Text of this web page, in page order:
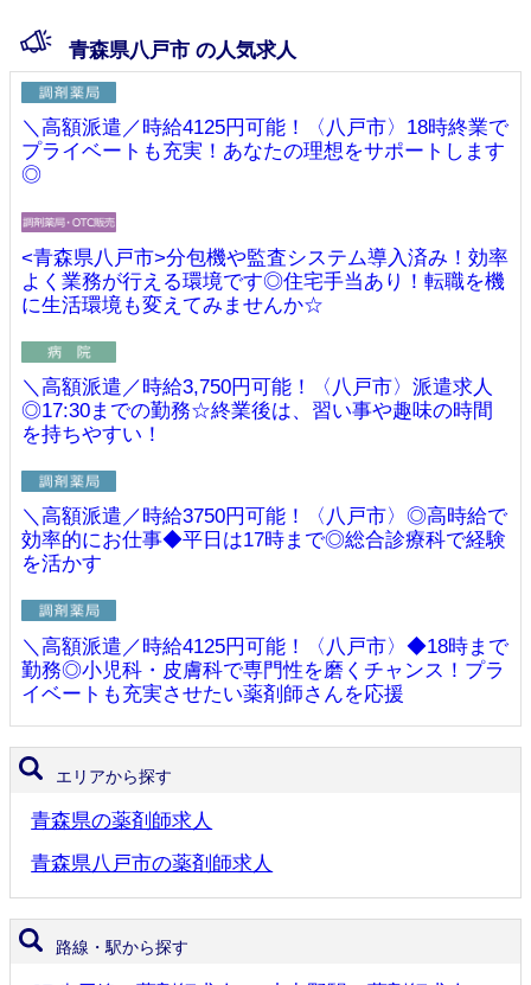
青森県八戸市 の人気求人
＼高額派遣／時給4125円可能！〈八戸市〉18時終業で
プライベートも充実！あなたの理想をサポートします
◎
<青森県八戸市>分包機や監査システム導入済み！効率
よく業務が行える環境です◎住宅手当あり！転職を機
に生活環境も変えてみませんか☆
＼高額派遣／時給3,750円可能！〈八戸市〉派遣求人
◎17:30までの勤務☆終業後は、習い事や趣味の時間
を持ちやすい！
＼高額派遣／時給3750円可能！〈八戸市〉◎高時給で
効率的にお仕事◆平日は17時まで◎総合診療科で経験
を活かす
＼高額派遣／時給4125円可能！〈八戸市〉◆18時まで
勤務◎小児科・皮膚科で専門性を磨くチャンス！プラ
イベートも充実させたい薬剤師さんを応援
エリアから探す
青森県の薬剤師求人
青森県八戸市の薬剤師求人
路線・駅から探す